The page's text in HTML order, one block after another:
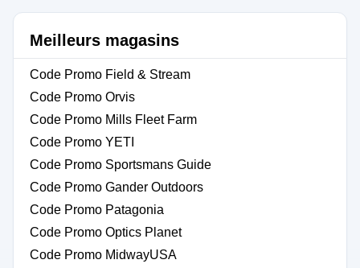
Meilleurs magasins
Code Promo Field & Stream
Code Promo Orvis
Code Promo Mills Fleet Farm
Code Promo YETI
Code Promo Sportsmans Guide
Code Promo Gander Outdoors
Code Promo Patagonia
Code Promo Optics Planet
Code Promo MidwayUSA